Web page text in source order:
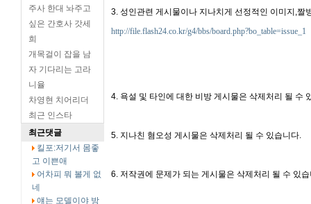
주사 한대 놔주고
싶은 간호사 갓세
희
개목걸이 잡을 남
자 기다리는 고라
니율
차영현 치어리더
최근 인스타
최근댓글
킬포:저기서 몸좋
고 이쁜애
어차피 뭐 볼게 없
네
얘는 모델이야 방
3. 성인관련 게시물이나 지나치게 선정적인 이미지,짤
http://file.flash24.co.kr/g4/bbs/board.php?bo_table=issue_1
4. 욕설 및 타인에 대한 비방 게시물은 삭제처리 될 수
5. 지나친 혐오성 게시물은 삭제처리 될 수 있습니다.
6. 저작권에 문제가 되는 게시물은 삭제처리 될 수 있